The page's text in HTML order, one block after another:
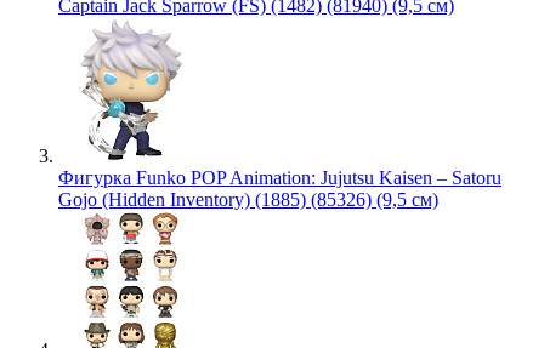
Captain Jack Sparrow (FS) (1482) (81940) (9,5 см)
Фигурка Funko POP Animation: Jujutsu Kaisen – Satoru
Gojo (Hidden Inventory) (1885) (85326) (9,5 см)